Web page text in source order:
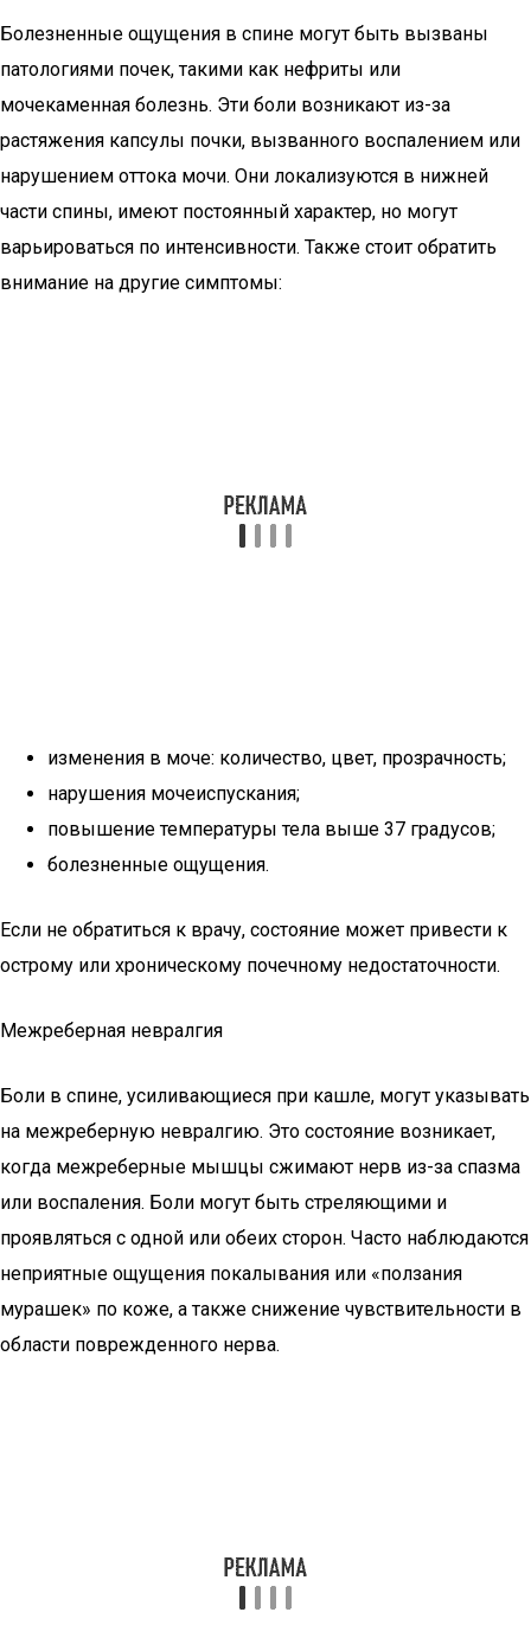
Болезненные ощущения в спине могут быть вызваны
патологиями почек, такими как нефриты или
мочекаменная болезнь. Эти боли возникают из-за
растяжения капсулы почки, вызванного воспалением или
нарушением оттока мочи. Они локализуются в нижней
части спины, имеют постоянный характер, но могут
варьироваться по интенсивности. Также стоит обратить
внимание на другие симптомы:
изменения в моче: количество, цвет, прозрачность;
нарушения мочеиспускания;
повышение температуры тела выше 37 градусов;
болезненные ощущения.
Если не обратиться к врачу, состояние может привести к
острому или хроническому почечному недостаточности.
Межреберная невралгия
Боли в спине, усиливающиеся при кашле, могут указывать
на межреберную невралгию. Это состояние возникает,
когда межреберные мышцы сжимают нерв из-за спазма
или воспаления. Боли могут быть стреляющими и
проявляться с одной или обеих сторон. Часто наблюдаются
неприятные ощущения покалывания или «ползания
мурашек» по коже, а также снижение чувствительности в
области поврежденного нерва.